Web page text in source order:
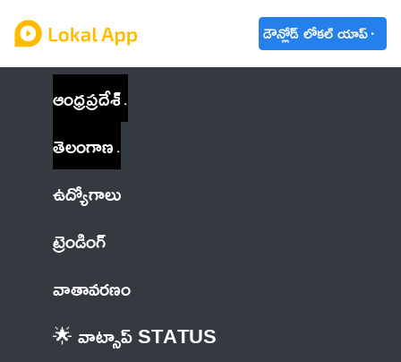
డౌన్లోడ్ లోకల్ యాప్
ఆంధ్రప్రదేశ్
తెలంగాణ
ఉద్యోగాలు
ట్రెండింగ్
వాతావరణం
🌟 వాట్సాప్ STATUS